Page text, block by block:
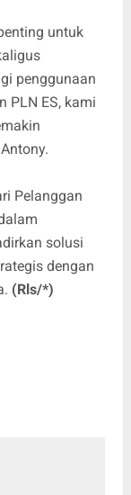
untuk
penggunaan
PLN ES, kami
Pelanggan
solusi
dengan
(Rls/*)